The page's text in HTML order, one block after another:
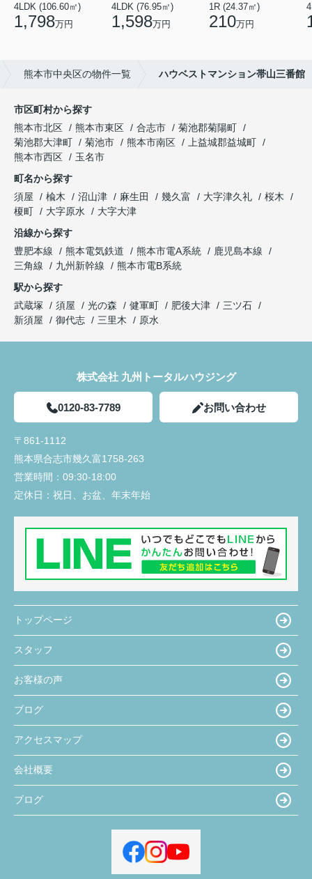
4LDK (106.60㎡)
1,798万円
4LDK (76.95㎡)
1,598万円
1R (24.37㎡)
210万円
熊本市中央区の物件一覧 ハウベストマンション帯山三番館
市区町村から探す
熊本市北区
熊本市東区 合志市
菊池郡菊陽町
菊池郡大津町
菊池市 熊本市南区
上益城郡益城町
熊本市西区
玉名市
町名から探す
須屋
楡木 沼山津 麻生田 幾久富 大字津久礼
桜木
榎町
大字原水
大字大津
沿線から探す
豊肥本線
熊本電気鉄道 熊本市電A系統
鹿児島本線
三角線
九州新幹線
熊本市電B系統
駅から探す
武蔵塚
須屋 光の森 健軍町 肥後大津
三ツ石
新須屋
御代志 三里木 原水
株式会社 九州トータルハウジング
0120-83-7789 お問い合わせ
〒861-1112
熊本県合志市幾久富1758-263
営業時間： 09:30-18:00
定休日： 祝日、お盆、年末年始
トップページ
スタッフ
お客様の声
ブログ
アクセスマップ
会社概要
ブログ